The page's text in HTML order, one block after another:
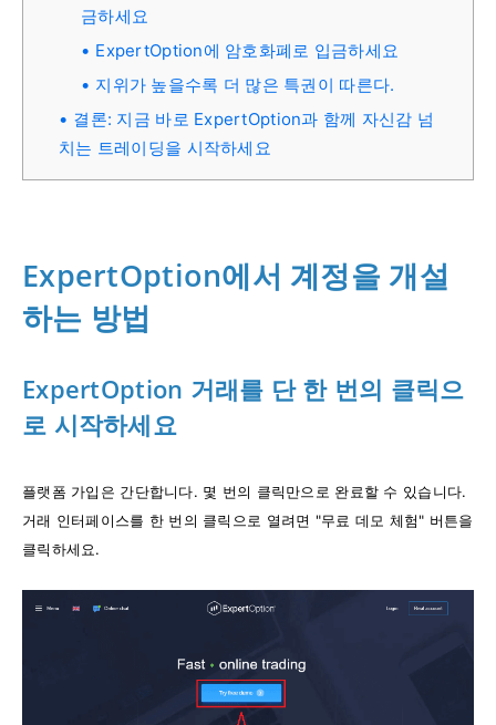
금하세요
ExpertOption에 암호화폐로 입금하세요
지위가 높을수록 더 많은 특권이 따른다.
결론: 지금 바로 ExpertOption과 함께 자신감 넘
치는 트레이딩을 시작하세요
ExpertOption에서 계정을 개설
하는 방법
ExpertOption 거래를 단 한 번의 클릭으
로 시작하세요
플랫폼 가입은 간단합니다. 몇 번의 클릭만으로 완료할 수 있습니다.
거래 인터페이스를 한 번의 클릭으로 열려면 "무료 데모 체험" 버튼을
클릭하세요.